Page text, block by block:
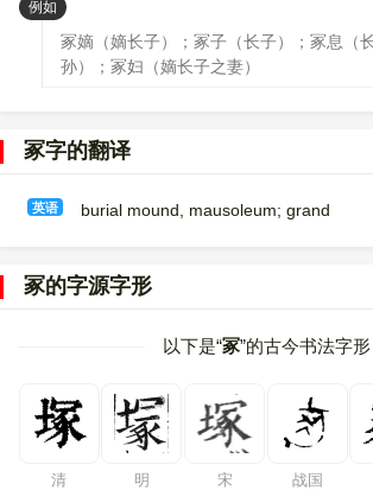
例如 ：
冢嫡（嫡长子）；冢子（长子）；冢息（
孙）；冢妇（嫡长子之妻）
冢字的翻译
英语 burial mound, mausoleum; grand
冢的字源字形
以下是“冢”的古今书法字形
清 明 宋 战国